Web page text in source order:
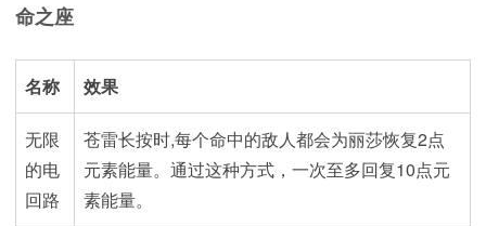
命之座
名称 效果
无限
的电
回路
苍雷长按时,每个命中的敌人都会为丽莎恢复2点
元素能量。通过这种方式，一次至多回复10点元
素能量。